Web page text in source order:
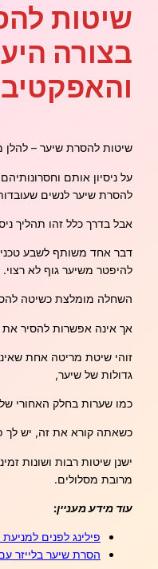
שיטות
בצורה
שיטות להסרת שיער – להלן
על ניסיון אותם
להסרת שיער לנשים
אבל בדרך כלל זהו תהליך
דבר אחד משותף לשבע
להיפטר משיער גוף לא רצוי.
השחלה מומלצת כשיטה
אך אינה אפשרות להסיר את
זוהי שיטת מריטה אחת
גדולות של שיער,
כמו שערות בחלק האחורי
כשאתה קורא את זה, יש לך
ישנן שיטות רבות ושונות
מרובת מסלולים.
עוד מידע מעניין:
פילינג לפנים למניעת
הסרת שיער בלייזר